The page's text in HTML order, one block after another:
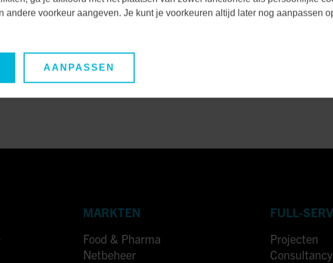
en zorgen zij ervoor
terechtkomen.
MARKTEN
Food & Pharma
Netbeheer
FULL-
Projecten
Consultancy
andere voorkeur aangeven. Je kunt je voorkeuren altijd later nog aanpassen
AANPASSEN